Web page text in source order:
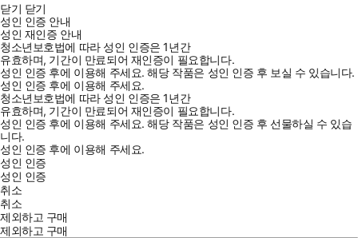
닫기 닫기
성인 인증 안내
성인 재인증 안내
청소년보호법에 따라 성인 인증은 1년간
유효하며, 기간이 만료되어 재인증이 필요합니다.
성인 인증 후에 이용해 주세요.해당 작품은 성인 인증 후 보실 수 있습니다.
성인 인증 후에 이용해 주세요.
청소년보호법에 따라 성인 인증은 1년간
유효하며, 기간이 만료되어 재인증이 필요합니다.
성인 인증 후에 이용해 주세요.해당 작품은 성인 인증 후 선물하실 수 있습
니다.
성인 인증 후에 이용해 주세요.
성인 인증
성인 인증
취소
취소
제외하고 구매
제외하고 구매